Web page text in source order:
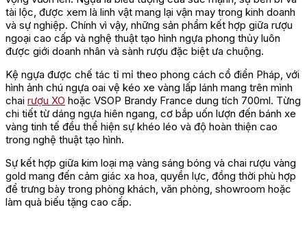
tài lộc, được xem là linh vật mang lại vận may trong kinh doanh
và sự nghiệp. Chính vì vậy, những sản phẩm kết hợp giữa rượu
ngoại cao cấp và nghệ thuật tạo hình ngựa phong thủy luôn
được giới doanh nhân và sành rượu đặc biệt ưa chuộng.
Kệ ngựa được chế tác tỉ mỉ theo phong cách cổ điển Pháp, với
hình ảnh chú ngựa oai vệ kéo xe vàng lấp lánh mang trên mình
chai rượu XO hoặc VSOP Brandy France dung tích 700ml. Từng
chi tiết từ dáng ngựa hiên ngang, cơ bắp uốn lượn đến bánh xe
vàng tinh tế đều thể hiện sự khéo léo và độ hoàn thiện cao
trong nghệ thuật tạo hình.
Sự kết hợp giữa kim loại mạ vàng sáng bóng và chai rượu vàng
gold mang đến cảm giác xa hoa, quyền lực, đồng thời phù hợp
để trưng bày trong phòng khách, văn phòng, showroom hoặc
làm quà biếu tặng cao cấp.